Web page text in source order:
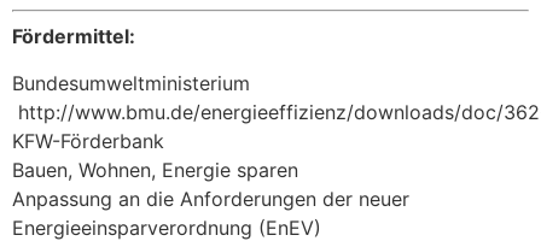
Fördermittel:
Bundesumweltministerium
http://www.bmu.de/energieeffizienz/downloads/doc/
KFW-Förderbank
Bauen, Wohnen, Energie sparen
Anpassung an die Anforderungen der neuer
Energieeinsparverordnung (EnEV)